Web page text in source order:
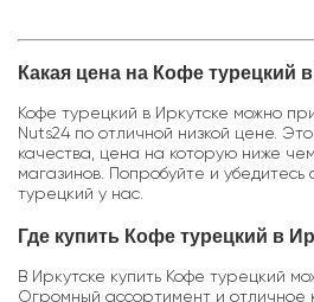
Какая цена на Кофе турецкий
Кофе турецкий в Иркутске можно
Nuts24 по отличной низкой цене.
качества, цена на которую ниже
магазинов. Попробуйте и убедитесь
турецкий у нас.
Где купить Кофе турецкий в
В Иркутске купить Кофе турецкий
Огромный ассортимент и отличное